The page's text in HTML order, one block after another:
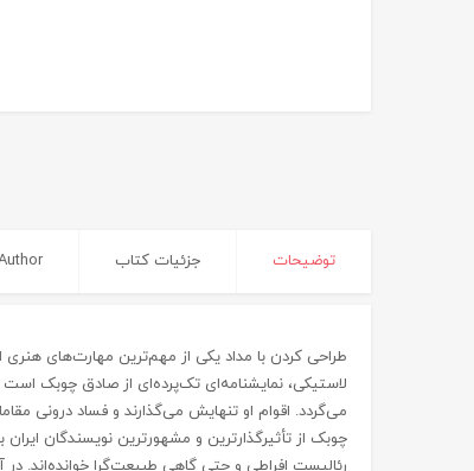
توضیحات جزئیات کتاب
طراحی کردن با مداد یکی از مهم‌ترین مهارت‌های هنری
لاستیکی، نمایشنامه‌ای تک‌پرده‌ای از صادق چوبک
می‌گردد. اقوام او تنهایش می‌گذارند و فساد درونی
چوبک از تأثیرگذارترین و مشهورترین نویسندگان
رئالیست افراطی و حتی گاهی طبیعت‌گرا خوانده‌اند.